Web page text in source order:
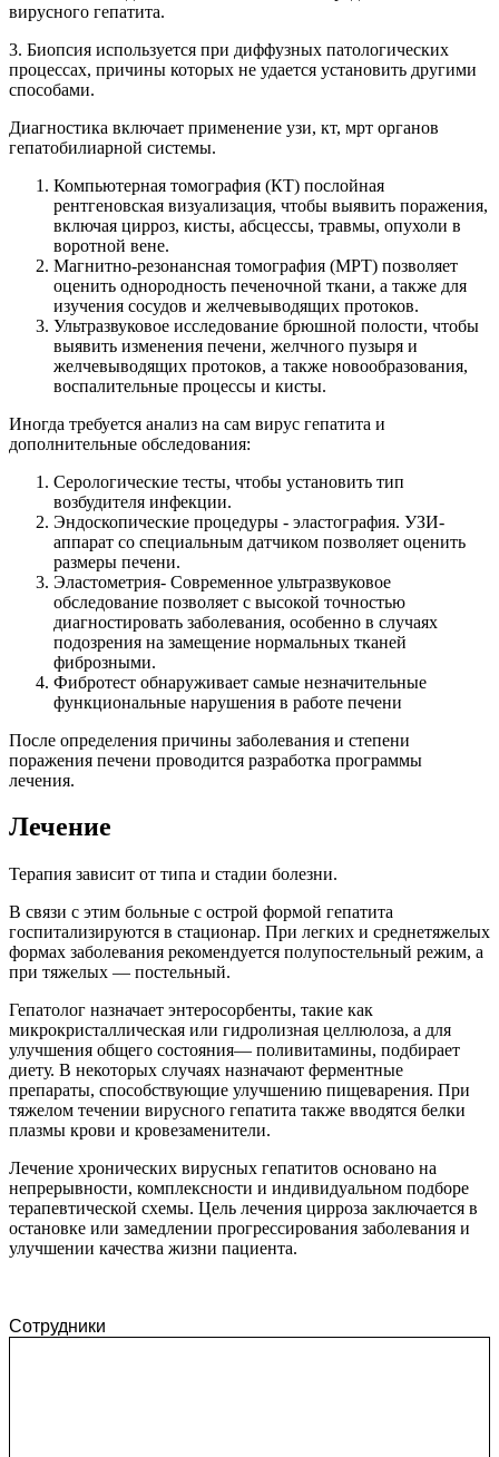
вирусного гепатита.
3. Биопсия используется при диффузных патологических
процессах, причины которых не удается установить другими
способами.
Диагностика включает применение узи, кт, мрт органов
гепатобилиарной системы.
Компьютерная томография (КТ) послойная
рентгеновская визуализация, чтобы выявить поражения,
включая цирроз, кисты, абсцессы, травмы, опухоли в
воротной вене.
Магнитно-резонансная томография (МРТ) позволяет
оценить однородность печеночной ткани, а также для
изучения сосудов и желчевыводящих протоков.
Ультразвуковое исследование брюшной полости, чтобы
выявить изменения печени, желчного пузыря и
желчевыводящих протоков, а также новообразования,
воспалительные процессы и кисты.
Иногда требуется анализ на сам вирус гепатита и
дополнительные обследования:
Серологические тесты, чтобы установить тип
возбудителя инфекции.
Эндоскопические процедуры - эластография. УЗИ-
аппарат со специальным датчиком позволяет оценить
размеры печени.
Эластометрия- Современное ультразвуковое
обследование позволяет с высокой точностью
диагностировать заболевания, особенно в случаях
подозрения на замещение нормальных тканей
фиброзными.
Фибротест обнаруживает самые незначительные
функциональные нарушения в работе печени
После определения причины заболевания и степени
поражения печени проводится разработка программы
лечения.
Лечение
Терапия зависит от типа и стадии болезни.
В связи с этим больные с острой формой гепатита
госпитализируются в стационар. При легких и среднетяжелых
формах заболевания рекомендуется полупостельный режим, а
при тяжелых — постельный.
Гепатолог назначает энтеросорбенты, такие как
микрокристаллическая или гидролизная целлюлоза, а для
улучшения общего состояния— поливитамины, подбирает
диету. В некоторых случаях назначают ферментные
препараты, способствующие улучшению пищеварения. При
тяжелом течении вирусного гепатита также вводятся белки
плазмы крови и кровезаменители.
Лечение хронических вирусных гепатитов основано на
непрерывности, комплексности и индивидуальном подборе
терапевтической схемы. Цель лечения цирроза заключается в
остановке или замедлении прогрессирования заболевания и
улучшении качества жизни пациента.
Сотрудники